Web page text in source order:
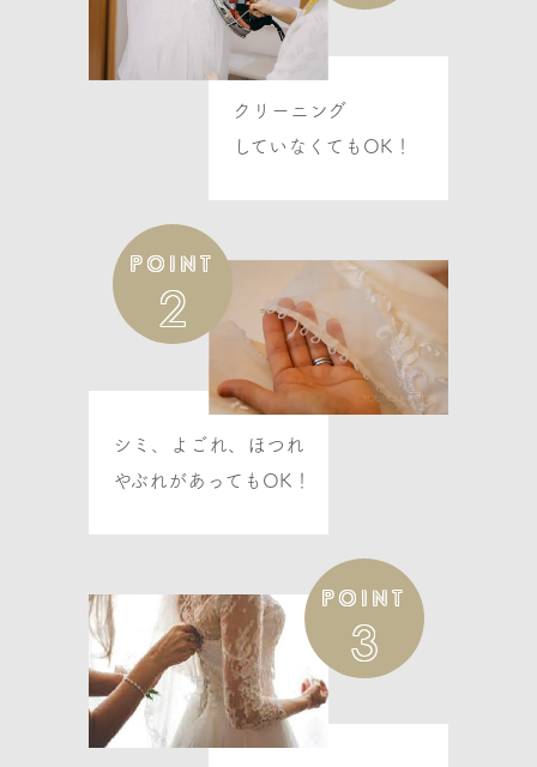
ヴェラウォン
HORTENSE オルテンス
ORDELIA オーデリア
ASK
ヴェラウォン
GILBERTE ギルベルト
ヴェラウォン
ヴェラウォン
ATHENA アテナ
クリーニング
していなくてもOK！
POINT
2
シミ、よごれ、ほつれ
やぶれがあってもOK！
POINT
3